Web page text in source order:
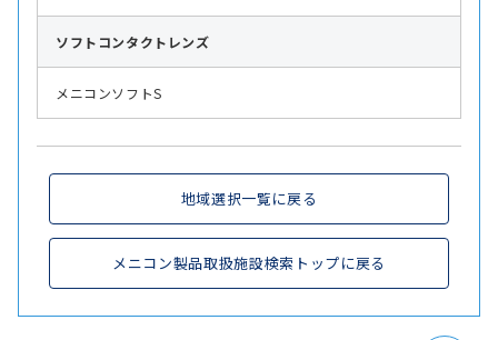
ソフト コンタクトレンズ
メニコンソフトS
地域選択一覧に戻る
メニコン製品取扱施設検索トップに戻る